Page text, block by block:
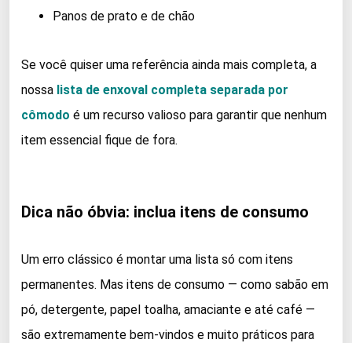
Panos de prato e de chão
Se você quiser uma referência ainda mais completa, a
nossa lista de enxoval completa separada por
cômodo é um recurso valioso para garantir que nenhum
item essencial fique de fora.
Dica não óbvia: inclua itens de consumo
Um erro clássico é montar uma lista só com itens
permanentes. Mas itens de consumo — como sabão em
pó, detergente, papel toalha, amaciante e até café —
são extremamente bem-vindos e muito práticos para